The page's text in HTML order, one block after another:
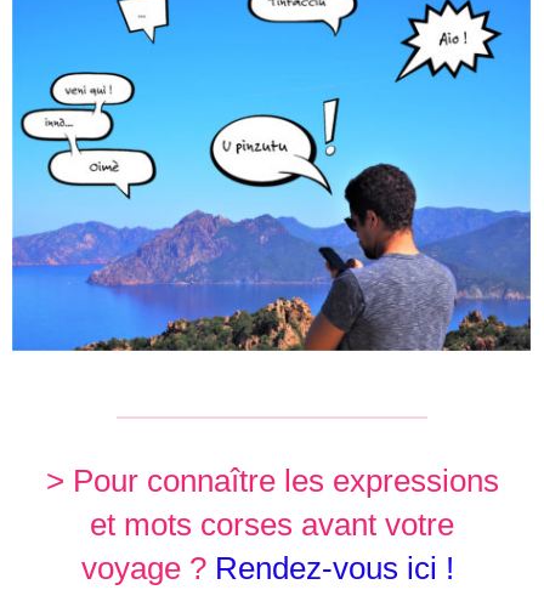
> Pour connaître les expressions
et mots corses avant votre
voyage ? Rendez-vous ici !